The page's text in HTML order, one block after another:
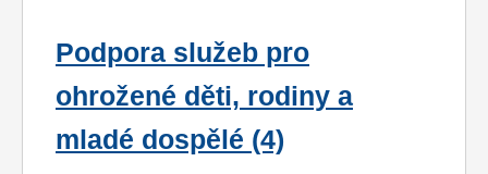
Podpora služeb pro
ohrožené děti, rodiny a
mladé dospělé (4)